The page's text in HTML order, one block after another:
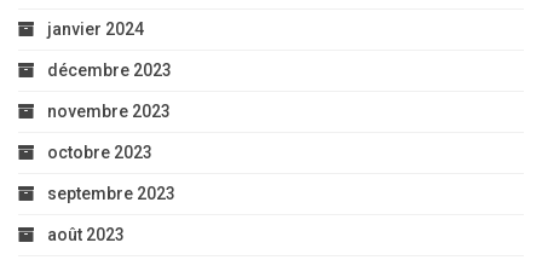
janvier 2024
décembre 2023
novembre 2023
octobre 2023
septembre 2023
août 2023